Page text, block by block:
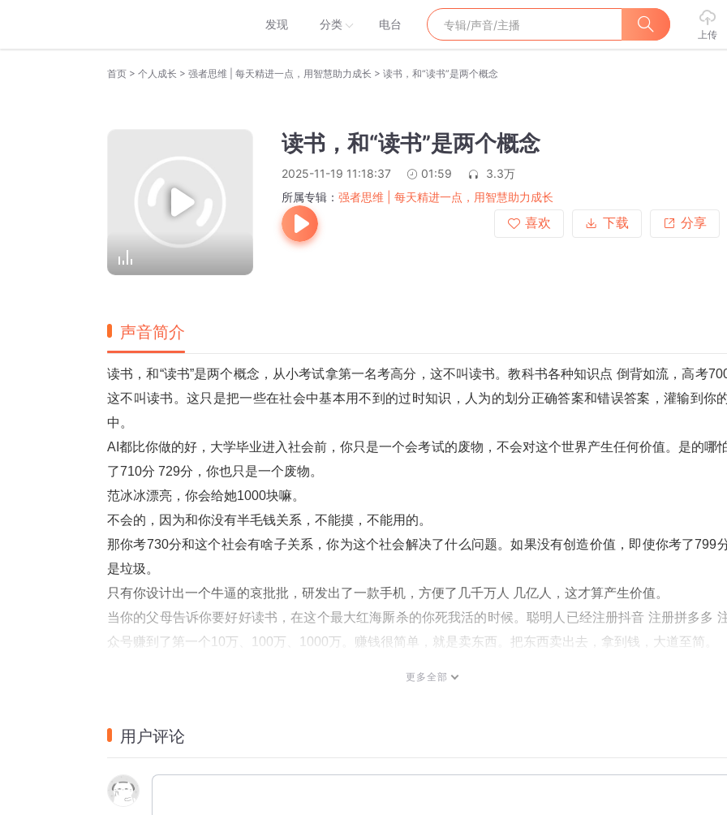
发现 分类 电台
上传
首页 > 个人成长 > 强者思维 | 每天精进一点，用智慧助力成长 > 读书，和“读书”是两个概念
读书，和“读书”是两个概念
2025-11-19 11:18:37 01:59
3.3万
所属专辑： 强者思维 | 每天精进一点，用智慧助力成长
喜欢
下载 分享
声音简介
读书，和“读书”是两个概念，从小考试拿第一名考高分，这不叫读书。教科书各种知识点 倒背如流，高考
这不叫读书。这只是把一些在社会中基本用不到的过时知识，人为的划分正确答案和错误答案，灌输到你
中。
AI 都比你做的好，大学毕业进入社会前，你只是一个会考试的废物，不会对这个世界产生任何价值。是的哪
了710分 729分，你也只是一个废物。
范冰冰漂亮，你会给她1000块嘛。
不会的，因为和你没有半毛钱关系，不能摸，不能用的。
那你考730分和这个社会有啥子关系，你为这个社会解决了什么问题。如果没有创造价值，即使你考了799
是垃圾。
只有你设计出一个牛逼的哀批批，研发出了一款手机，方便了几千万人 几亿人，这才算产生价值。
当你的父母告诉你要好好读书，在这个最大红海厮杀的你死我活的时候。聪明人已经注册抖音 注册拼多多
众号赚到了第一个10万、 100万、 1000万。赚钱很简单，就是卖东西。把东西卖出去，拿到钱，大道至简。
更多全部
用户评论